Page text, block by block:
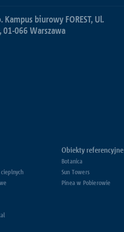
Kampus biurowy FOREST, Ul.
01-066 Warszawa
Obiekty referencyjne
Botanica
Sun Towers
Pinea w Pobierowie